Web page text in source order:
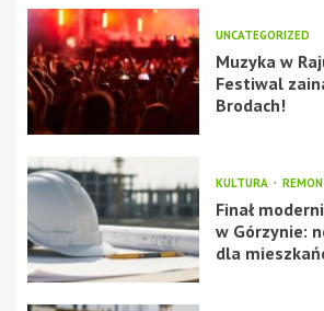
UNCATEGORIZED
Muzyka w
Festiwal
Brodach!
KULTURA
Finał
w Górzynie:
dla